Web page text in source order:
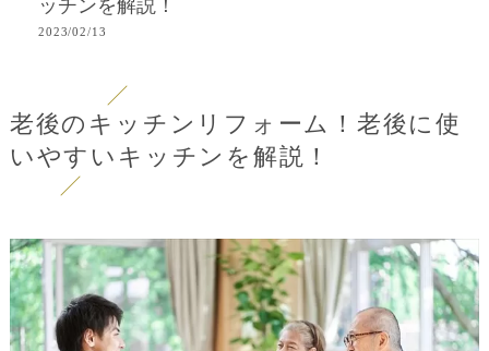
ッチンを解説！
2023/02/13
老後のキッチンリフォーム！老後に使
いやすいキッチンを解説！